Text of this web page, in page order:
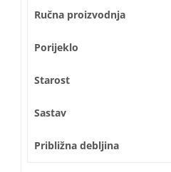
Ručna proizvodnja
Porijeklo
Starost
Sastav
Približna debljina